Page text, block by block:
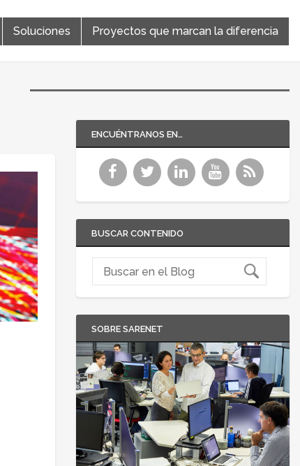
Soluciones Proyectos que marcan la diferencia
ENCUÉNTRANOS EN…
BUSCAR CONTENIDO
SOBRE SARENET